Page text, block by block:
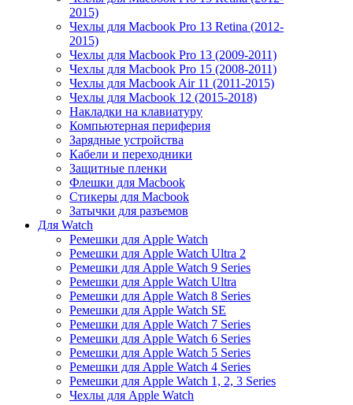
2015)
Чехлы для Macbook Pro 13 Retina (2012-
2015)
Чехлы для Macbook Pro 13 (2009-2011)
Чехлы для Macbook Pro 15 (2008-2011)
Чехлы для Macbook Air 11 (2011-2015)
Чехлы для Macbook 12 (2015-2018)
Накладки на клавиатуру
Компьютерная периферия
Зарядные устройства
Кабели и переходники
Защитные пленки
Флешки для Macbook
Стикеры для Macbook
Затычки для разъемов
Для Watch
Ремешки для Apple Watch
Ремешки для Apple Watch Ultra 2
Ремешки для Apple Watch 9 Series
Ремешки для Apple Watch Ultra
Ремешки для Apple Watch 8 Series
Ремешки для Apple Watch SE
Ремешки для Apple Watch 7 Series
Ремешки для Apple Watch 6 Series
Ремешки для Apple Watch 5 Series
Ремешки для Apple Watch 4 Series
Ремешки для Apple Watch 1, 2, 3 Series
Чехлы для Apple Watch